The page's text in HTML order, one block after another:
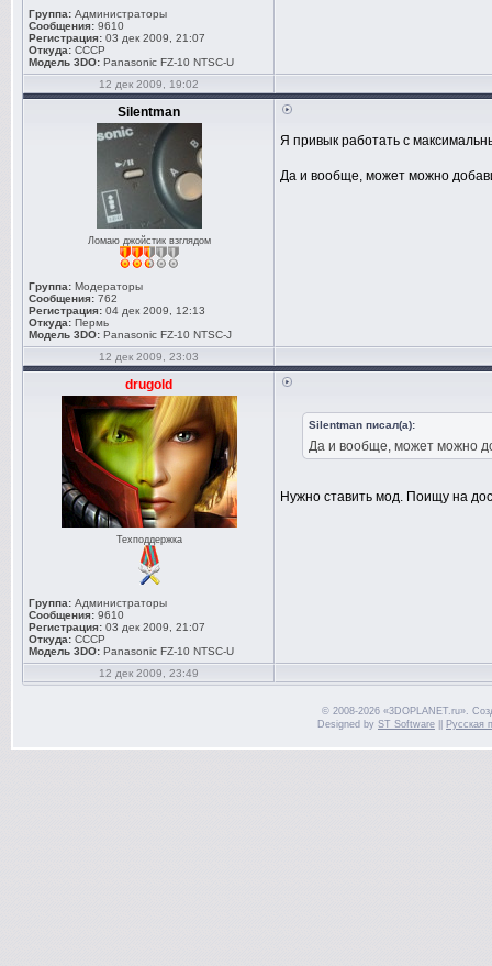
Группа: Администраторы
Сообщения: 9610
Регистрация: 03 дек 2009, 21:07
Откуда: СССР
Модель 3DO: Panasonic FZ-10 NTSC-U
12 дек 2009, 19:02
Silentman
Ломаю джойстик взглядом
Группа: Модераторы
Сообщения: 762
Регистрация: 04 дек 2009, 12:13
Откуда: Пермь
Модель 3DO: Panasonic FZ-10 NTSC-J
Я привык работать с
Да и вообще, может можно
12 дек 2009, 23:03
drugold
Техподдержка
Группа: Администраторы
Сообщения: 9610
Регистрация: 03 дек 2009, 21:07
Откуда: СССР
Модель 3DO: Panasonic FZ-10 NTSC-U
Silentman писал(а):
Да и вообще, может можно
Нужно ставить мод. Поищу на
12 дек 2009, 23:49
© 2008-2026 «3DOPLANET.ru».
Designed by ST Software Русская